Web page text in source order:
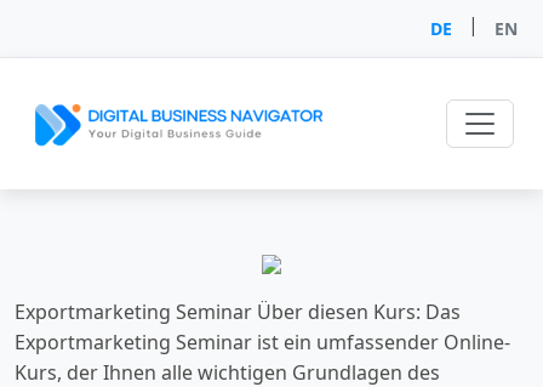
DE | EN
Exportmarketing Seminar Über diesen Kurs: Das
Exportmarketing Seminar ist ein umfassender Online-
Kurs, der Ihnen alle wichtigen Grundlagen des